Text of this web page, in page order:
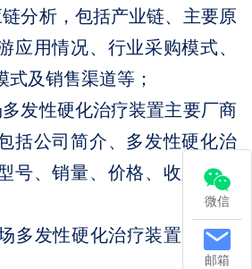
微信
邮箱
分析，包括产业链、主要原
应用情况、行业采购模式、
及销售渠道等；
发性硬化治疗装置主要厂商
括公司简介、多发性硬化治
号、销量、价格、收入及公
多发性硬化治疗装置进出口